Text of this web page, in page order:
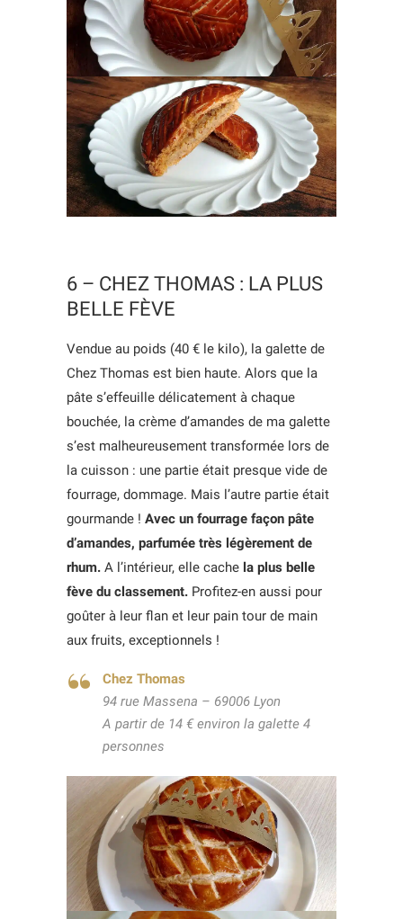
6 – CHEZ THOMAS : LA PLUS
BELLE FÈVE
Vendue au poids (40 € le kilo), la galette de
Chez Thomas est bien haute. Alors que la
pâte s’effeuille délicatement à chaque
bouchée, la crème d’amandes de ma galette
s’est malheureusement transformée lors de
la cuisson : une partie était presque vide de
fourrage, dommage. Mais l’autre partie était
gourmande ! Avec un fourrage façon pâte
d’amandes, parfumée très légèrement de
rhum. A l’intérieur, elle cache la plus belle
fève du classement. Profitez-en aussi pour
goûter à leur flan et leur pain tour de main
aux fruits, exceptionnels !
Chez Thomas
94 rue Massena – 69006 Lyon
A partir de 14 € environ la galette 4
personnes